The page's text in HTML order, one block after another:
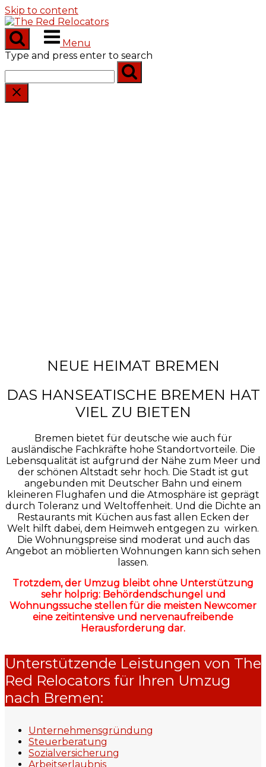
Skip to content
Menu
Type and press enter to search
NEUE HEIMAT BREMEN
DAS HANSEATISCHE BREMEN HAT
VIEL ZU BIETEN
Bremen bietet für deutsche wie auch für
ausländische Fachkräfte hohe Standortvorteile. Die
Lebensqualität ist aufgrund der Nähe zum Meer und
der schönen Altstadt sehr hoch. Die Stadt ist gut
angebunden mit Deutscher Bahn und einem
kleineren Flughafen und die Atmosphäre ist geprägt
durch Toleranz und Weltoffenheit. Und die Dichte an
Restaurants mit Küchen aus fast allen Ecken der
Welt hilft dabei, dem Heimweh entgegen zu wirken.
Die Wohnungspreise sind moderat und auch das
Angebot an möblierten Wohnungen kann sich sehen
lassen.
Trotzdem, der Umzug bleibt ohne Unterstützung
sehr holprig: Behördendschungel und
Wohnungssuche stellen für die meisten Newcomer
eine zeitintensive und nervenaufreibende
Herausforderung dar.
Unterstützende Leistungen von The
Red Relocators für Ihren Umzug
nach Bremen:
Unternehmensgründung
Steuerberatung
Sozialversicherung
Arbeitserlaubnis